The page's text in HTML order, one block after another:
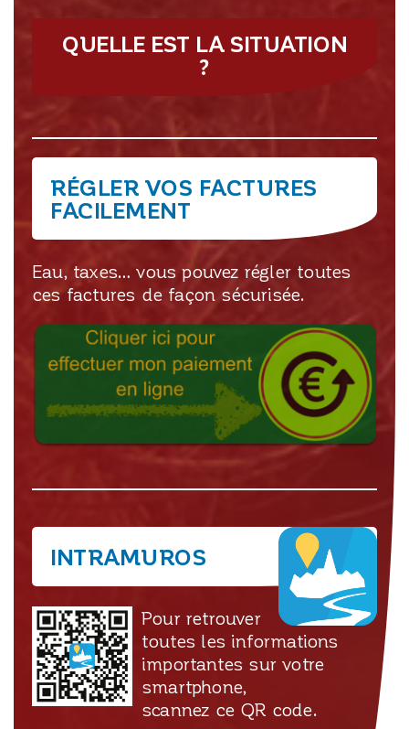
QUELLE EST LA SITUATION
?
RÉGLER VOS FACTURES
FACILEMENT
Eau, taxes… vous pouvez régler toutes
ces factures de façon sécurisée.
INTRAMUROS
Pour retrouver
toutes les informations
importantes sur votre
smartphone,
scannez ce QR code.